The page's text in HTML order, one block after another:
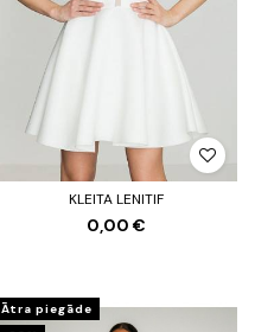
KLEITA LENITIF
0,00 €
Ātra piegāde